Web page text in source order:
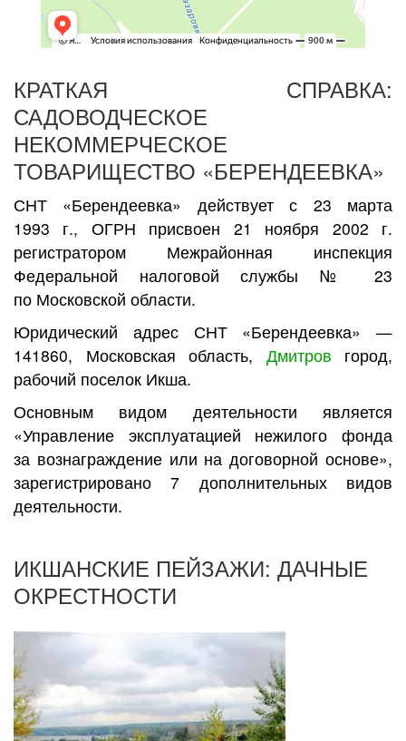
КРАТКАЯ СПРАВКА:
САДОВОДЧЕСКОЕ
НЕКОММЕРЧЕСКОЕ
ТОВАРИЩЕСТВО «БЕРЕНДЕЕВКА»
СНТ «Берендеевка» действует с 23 марта
1993 г., ОГРН присвоен 21 ноября 2002 г.
регистратором Межрайонная инспекция
Федеральной налоговой службы № 23
по Московской области.
Юридический адрес СНТ «Берендеевка» —
141860, Московская область, Дмитров город,
рабочий поселок Икша.
Основным видом деятельности является
«Управление эксплуатацией нежилого фонда
за вознаграждение или на договорной основе»,
зарегистрировано 7 дополнительных видов
деятельности.
ИКШАНСКИЕ ПЕЙЗАЖИ: ДАЧНЫЕ
ОКРЕСТНОСТИ